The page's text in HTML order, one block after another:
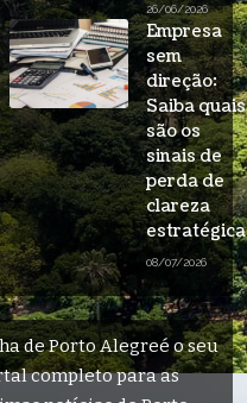
26/06/2026
Empresa
sem
direção:
Saiba quais
são os
sinais de
perda de
clareza
estratégica
08/07/2026
de Porto Alegreé o seu
completo para as